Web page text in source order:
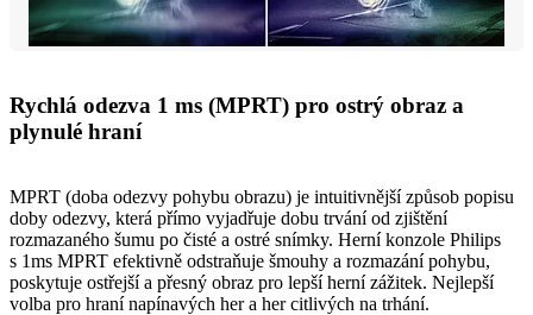
Rychlá odezva 1 ms (MPRT) pro ostrý obraz a
plynulé hraní
MPRT (doba odezvy pohybu obrazu) je intuitivnější způsob popisu
doby odezvy, která přímo vyjadřuje dobu trvání od zjištění
rozmazaného šumu po čisté a ostré snímky. Herní konzole Philips
s 1ms MPRT efektivně odstraňuje šmouhy a rozmazání pohybu,
poskytuje ostřejší a přesný obraz pro lepší herní zážitek. Nejlepší
volba pro hraní napínavých her a her citlivých na trhání.